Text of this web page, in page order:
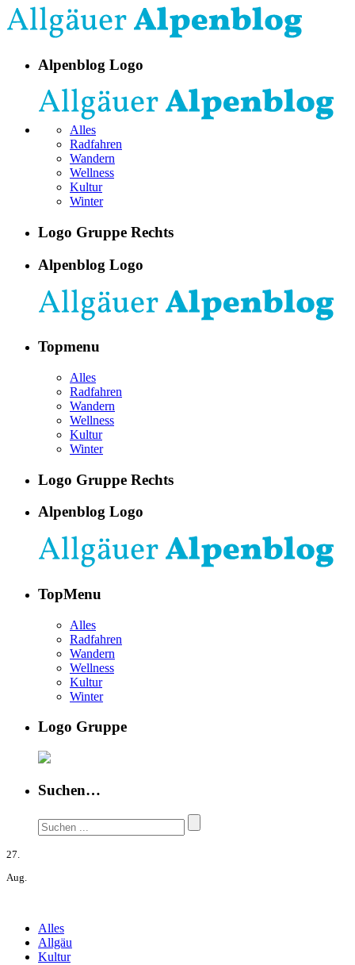
Alpenblog Logo
Alles
Radfahren
Wandern
Wellness
Kultur
Winter
Logo Gruppe Rechts
Alpenblog Logo
Topmenu
Alles
Radfahren
Wandern
Wellness
Kultur
Winter
Logo Gruppe Rechts
Alpenblog Logo
TopMenu
Alles
Radfahren
Wandern
Wellness
Kultur
Winter
Logo Gruppe
Suchen…
27.
Aug.
Alles
Allgäu
Kultur